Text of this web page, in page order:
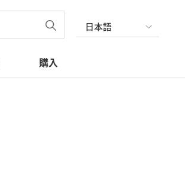
日本語
購入